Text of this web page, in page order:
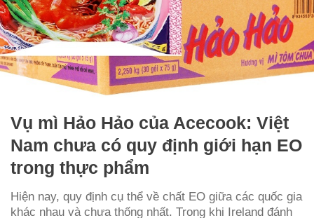
Vụ mì Hảo Hảo của Acecook: Việt
Nam chưa có quy định giới hạn EO
trong thực phẩm
Hiện nay, quy định cụ thể về chất EO giữa các quốc gia
khác nhau và chưa thống nhất. Trong khi Ireland đánh